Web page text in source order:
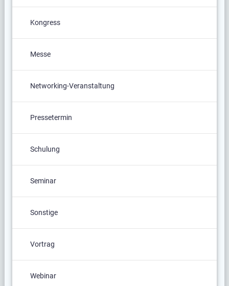
Kongress
Messe
Networking-Veranstaltung
Pressetermin
Schulung
Seminar
Sonstige
Vortrag
Webinar